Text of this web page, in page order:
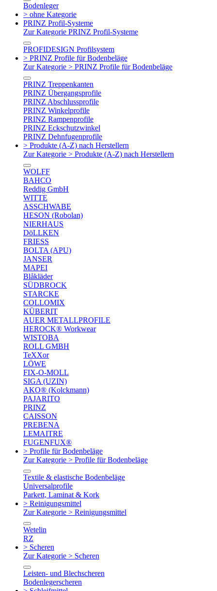
Bodenleger
> ohne Kategorie
PRINZ Profil-Systeme
Zur Kategorie PRINZ Profil-Systeme
PROFIDESIGN Profilsystem
> PRINZ Profile für Bodenbeläge
Zur Kategorie > PRINZ Profile für Bodenbeläge
PRINZ Treppenkanten
PRINZ Übergangsprofile
PRINZ Abschlussprofile
PRINZ Winkelprofile
PRINZ Rampenprofile
PRINZ Eckschutzwinkel
PRINZ Dehnfugenprofile
> Produkte (A-Z) nach Herstellern
Zur Kategorie > Produkte (A-Z) nach Herstellern
WOLFF
BAHCO
Reddig GmbH
WITTE
ASSCHWABE
HESON (Robolan)
NIERHAUS
DöLLKEN
FRIESS
BOLTA (APU)
JANSER
MAPEI
Blåkläder
SÜDBROCK
STARCKE
COLLOMIX
KÜBERIT
AUER METALLPROFILE
HEROCK® Workwear
WISTOBA
ROLL GMBH
TeXXor
LÖWE
FIX-O-MOLL
SIGA (UZIN)
AKO® (Kolckmann)
PAJARITO
PRINZ
CAISSON
PREBENA
LEMAITRE
FUGENFUX®
> Profile für Bodenbeläge
Zur Kategorie > Profile für Bodenbeläge
Textile & elastische Bodenbeläge
Universalprofile
Parkett, Laminat & Kork
> Reinigungsmittel
Zur Kategorie > Reinigungsmittel
Wetelin
RZ
> Scheren
Zur Kategorie > Scheren
Leisten- und Blechscheren
Bodenlegerscheren